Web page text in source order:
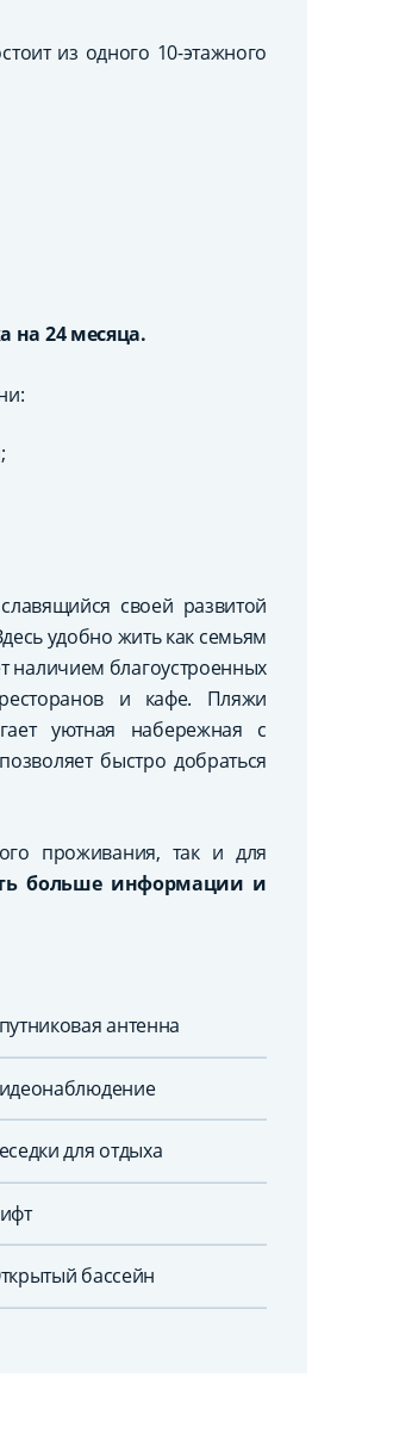
из одного 10-этажного
на 24 месяца.
своей развитой
удобно жить как семьям
наличием благоустроенных
и кафе. Пляжи
уютная набережная с
быстро добраться
проживания, так и для
больше информации и
антенна
для отдыха
бассейн